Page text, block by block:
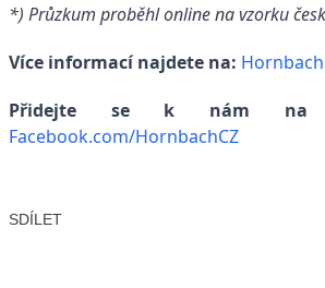
*) Průzkum proběhl online na vzorku
Více informací najdete na:
Přidejte se k nám na
Facebook.com/HornbachCZ
SDÍLET